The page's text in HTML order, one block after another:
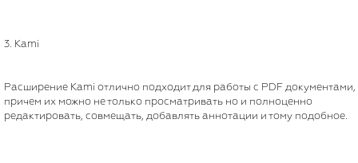
3. Kami
Расширение Kami отлично подходит для работы с PDF документами,
причем их можно не только просматривать но и полноценно
редактировать, совмещать, добавлять аннотации и тому подобное.